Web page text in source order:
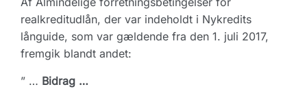
realkreditudlån, der var indeholdt i Nykredits
långuide, som var gældende fra den 1. juli 2017,
fremgik blandt andet:
” … Bidrag …